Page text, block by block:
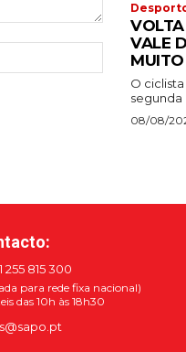
VALE
O
segunda
08/08/
255 815 300
para rede fixa nacional)
das 10h às 18h30